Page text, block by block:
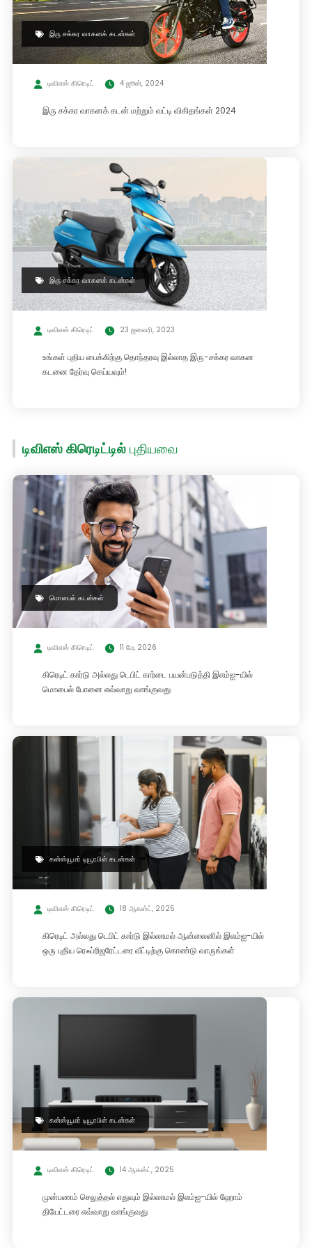
இரு சக்கர வாகனக் கடன்கள்
டிவிஎஸ் கிரெடிட் 4 ஜூன், 2024
இரு சக்கர வாகனக் கடன் மற்றும் வட்டி விகிதங்கள் 2024
இரு சக்கர வாகனக் கடன்கள்
டிவிஎஸ் கிரெடிட் 23 ஜனவரி, 2023
உங்கள் புதிய பைக்கிற்கு தொந்தரவு இல்லாத இரு-சக்கர வாகன
கடனை தேர்வு செய்யவும்!
டிவிஎஸ் கிரெடிட்டில் புதியவை
மொபைல் கடன்கள்
டிவிஎஸ் கிரெடிட் 11 மே, 2026
கிரெடிட் கார்டு அல்லது டெபிட் கார்டை பயன்படுத்தி இஎம்ஐ-யில்
மொபைல் போனை எவ்வாறு வாங்குவது
கன்ஸ்யூமர் டியூரபிள் கடன்கள்
டிவிஎஸ் கிரெடிட் 18 ஆகஸ்ட், 2025
கிரெடிட் அல்லது டெபிட் கார்டு இல்லாமல் ஆன்லைனில் இஎம்ஐ-யில்
ஒரு புதிய ரெஃப்ரிஜரேட்டரை வீட்டிற்கு கொண்டு வாருங்கள்
கன்ஸ்யூமர் டியூரபிள் கடன்கள்
டிவிஎஸ் கிரெடிட் 14 ஆகஸ்ட், 2025
முன்பணம் செலுத்தல் எதுவும் இல்லாமல் இஎம்ஐ-யில் ஹோம்
தியேட்டரை எவ்வாறு வாங்குவது